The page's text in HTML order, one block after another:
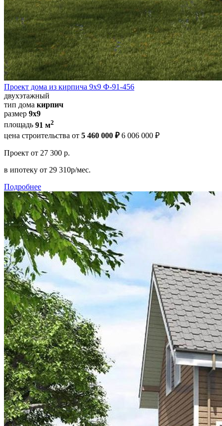
Проект дома из кирпича 9х9 Ф-91-456
двухэтажный
тип дома кирпич
размер 9х9
площадь 91 м2
цена строительства от 5 460 000 ₽ 6 006 000 ₽
Проект от 27 300 р.
в ипотеку от 29 310р/мес.
Подробнее